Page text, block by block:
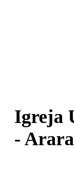
Igreja
-